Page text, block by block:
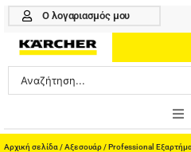
Μετάβαση
περιεχόμενο
Ο λογαριασμός μου
Search
...
ONLINE SHOP
Αρχική σελίδα /Αξεσουάρ/Professional